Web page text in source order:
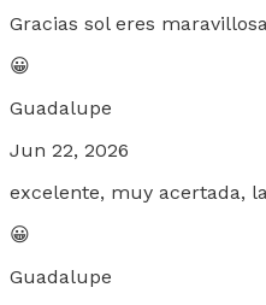
Gracias sol eres
😀
Guadalupe
Jun 22, 2026
excelente, muy acertada,
😀
Guadalupe